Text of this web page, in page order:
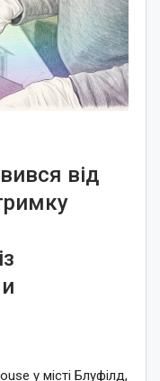
від
у місті Блуфілд,